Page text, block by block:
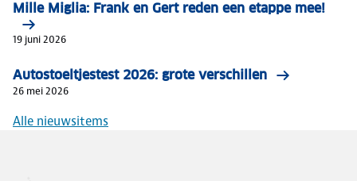
Mille Miglia: Frank en Gert reden een etappe mee!
19 juni 2026
Autostoeltjestest 2026: grote verschillen
26 mei 2026
Alle nieuwsitems